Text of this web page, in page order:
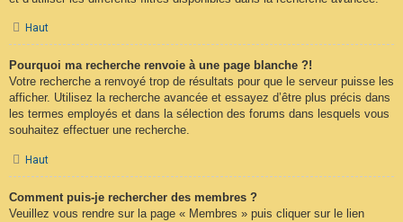
Haut
Pourquoi ma recherche renvoie à une page blanche ?!
Votre recherche a renvoyé trop de résultats pour que le serveur puisse les
afficher. Utilisez la recherche avancée et essayez d’être plus précis dans
les termes employés et dans la sélection des forums dans lesquels vous
souhaitez effectuer une recherche.
Haut
Comment puis-je rechercher des membres ?
Veuillez vous rendre sur la page « Membres » puis cliquer sur le lien